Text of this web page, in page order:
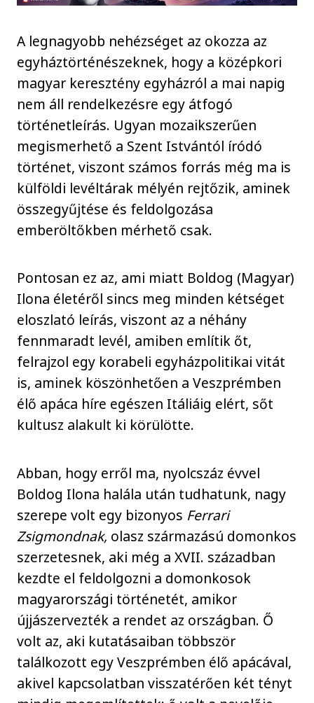
A legnagyobb nehézséget az okozza az
egyháztörténészeknek, hogy a középkori
magyar keresztény egyházról a mai napig
nem áll rendelkezésre egy átfogó
történetleírás. Ugyan mozaikszerűen
megismerhető a Szent Istvántól íródó
történet, viszont számos forrás még ma is
külföldi levéltárak mélyén rejtőzik, aminek
összegyűjtése és feldolgozása
emberöltőkben mérhető csak.
Pontosan ez az, ami miatt Boldog (Magyar)
Ilona életéről sincs meg minden kétséget
eloszlató leírás, viszont az a néhány
fennmaradt levél, amiben említik őt,
felrajzol egy korabeli egyházpolitikai vitát
is, aminek köszönhetően a Veszprémben
élő apáca híre egészen Itáliáig elért, sőt
kultusz alakult ki körülötte.
Abban, hogy erről ma, nyolcszáz évvel
Boldog Ilona halála után tudhatunk, nagy
szerepe volt egy bizonyos Ferrari
Zsigmondnak, olasz származású domonkos
szerzetesnek, aki még a XVII. században
kezdte el feldolgozni a domonkosok
magyarországi történetét, amikor
újjászervezték a rendet az országban. Ő
volt az, aki kutatásaiban többször
találkozott egy Veszprémben élő apácával,
akivel kapcsolatban visszatérően két tényt